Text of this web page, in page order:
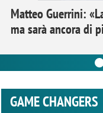
Matteo Guerrini:
ma sarà ancora di
GAME CHANGERS